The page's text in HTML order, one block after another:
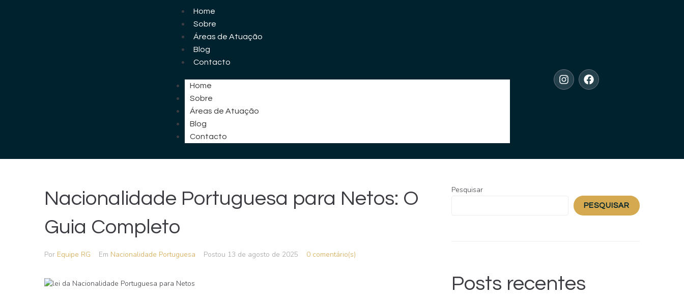
Home
Sobre
Áreas de Atuação
Blog
Contacto
Home
Sobre
Áreas de Atuação
Blog
Contacto
Nacionalidade Portuguesa para Netos: O
Guia Completo
Por Equipe RG Em Nacionalidade Portuguesa Postou 13 de agosto de 2025 0 comentário(s)
Pesquisar
PESQUISAR
Posts recentes